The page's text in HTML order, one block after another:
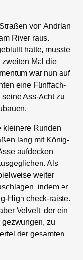
von Andrian
River raus.
hatte, musste
zweiten Mal die
war nun auf
eine Fünffach-
Ass-Acht zu
kleinere Runden
lang mit König-
aufdecken
Als
weiter
indem er
High check-raiste.
Velvelt, der ein
gezwungen, zu
der gesamten